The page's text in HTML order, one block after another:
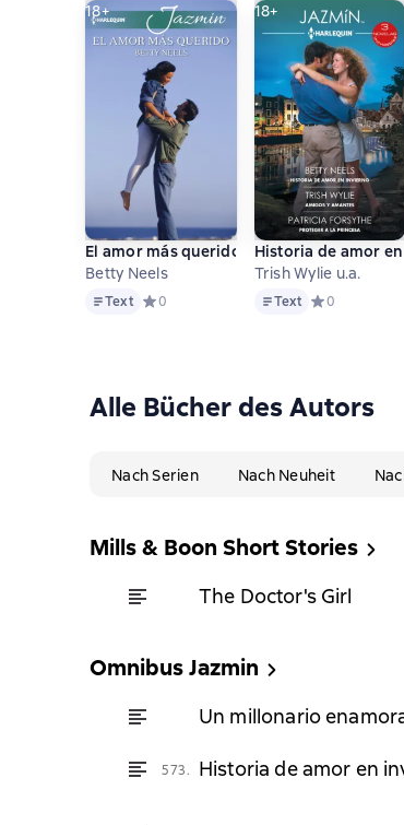
18+
El amor más querido
Betty Neels
TextText Средний рейтинг 0 на основе 0 оценок
0
18+
Historia de amor
Trish Wylie u.a.
TextText Средний
0
Alle Bücher des Autors
Nach Serien Nach Neuheit
Mills & Boon Short Stories
The Doctor's Girl
Omnibus Jazmin
Un millonario
573. Historia de amor en